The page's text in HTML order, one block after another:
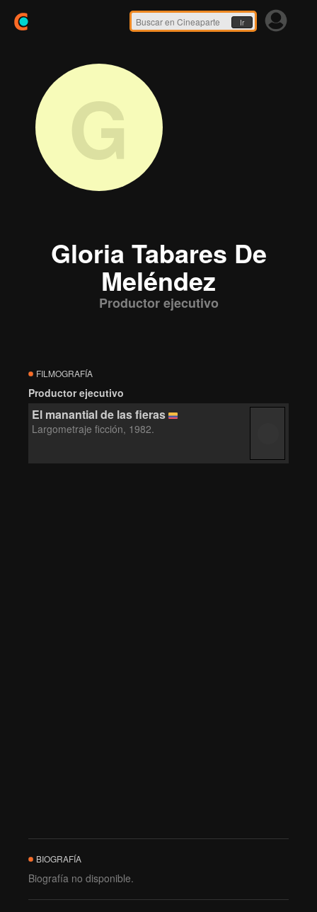
Ir
G
Gloria Tabares De
Meléndez
Productor ejecutivo
FILMOGRAFÍA
Productor ejecutivo
El manantial de las fieras
Largometraje ficción, 1982.
BIOGRAFÍA
Biografía no disponible.